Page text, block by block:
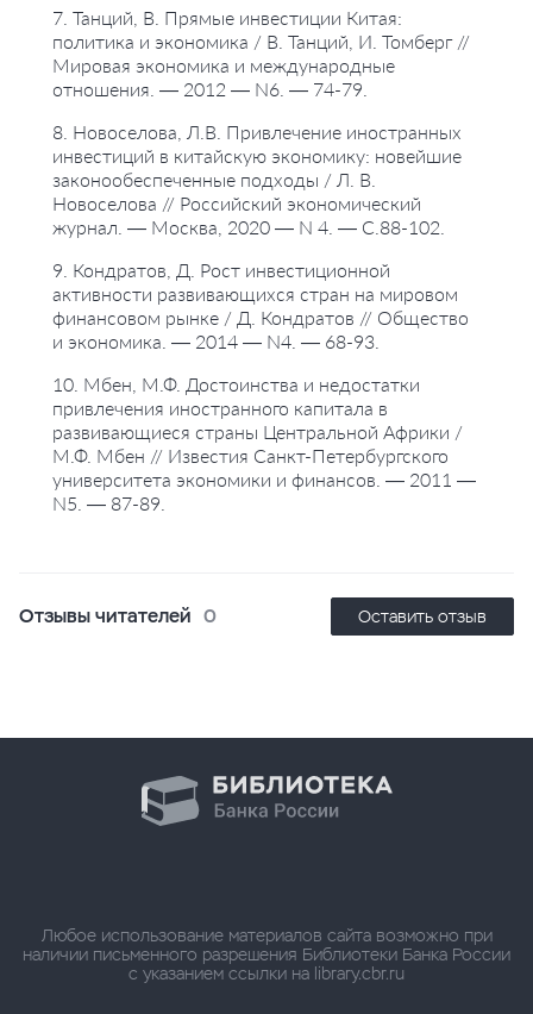
7. Танций, В. Прямые инвестиции Китая:
политика и экономика / В. Танций, И. Томберг //
Мировая экономика и международные
отношения. — 2012 — N6. — 74-79.
8. Новоселова, Л.В. Привлечение иностранных
инвестиций в китайскую экономику: новейшие
законообеспеченные подходы / Л. В.
Новоселова // Российский экономический
журнал. — Москва, 2020 — N 4. — С.88-102.
9. Кондратов, Д. Рост инвестиционной
активности развивающихся стран на мировом
финансовом рынке / Д. Кондратов // Общество
и экономика. — 2014 — N4. — 68-93.
10. Мбен, М.Ф. Достоинства и недостатки
привлечения иностранного капитала в
развивающиеся страны Центральной Африки /
М.Ф. Мбен // Известия Санкт-Петербургского
университета экономики и финансов. — 2011 —
N5. — 87-89.
Отзывы читателей 0 Оставить отзыв
Любое использование материалов сайта возможно при
наличии письменного разрешения Библиотеки Банка России
с указанием ссылки на library.cbr.ru